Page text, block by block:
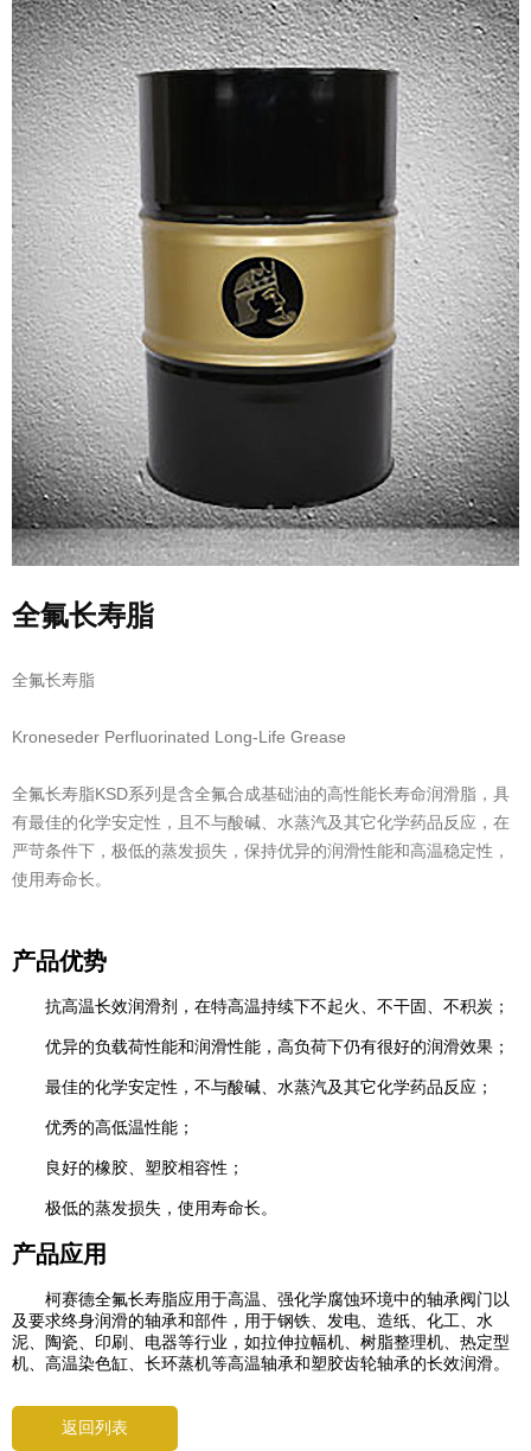
全氟长寿脂
全氟长寿脂
Kroneseder Perfluorinated Long-Life Grease
全氟长寿脂KSD系列是含全氟合成基础油的高性能长寿命润滑脂，具
有最佳的化学安定性，且不与酸碱、水蒸汽及其它化学药品反应，在
严苛条件下，极低的蒸发损失，保持优异的润滑性能和高温稳定性，
使用寿命长。
产品优势
抗高温长效润滑剂，在特高温持续下不起火、不干固、不积炭；
优异的负载荷性能和润滑性能，高负荷下仍有很好的润滑效果；
最佳的化学安定性，不与酸碱、水蒸汽及其它化学药品反应；
优秀的高低温性能；
良好的橡胶、塑胶相容性；
极低的蒸发损失，使用寿命长。
产品应用
柯赛德全氟长寿脂应用于高温、强化学腐蚀环境中的轴承阀门以
及要求终身润滑的轴承和部件，用于钢铁、发电、造纸、化工、水
泥、陶瓷、印刷、电器等行业，如拉伸拉幅机、树脂整理机、热定型
机、高温染色缸、长环蒸机等高温轴承和塑胶齿轮轴承的长效润滑。
返回列表